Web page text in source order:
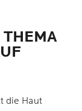
die Haut